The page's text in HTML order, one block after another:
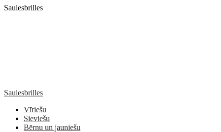
Saulesbrilles
Saulesbrilles
Vīriešu
Sieviešu
Bērnu un jauniešu